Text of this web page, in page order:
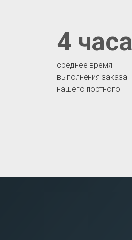
среднее время
выполнения заказа
нашего портного
4 часа